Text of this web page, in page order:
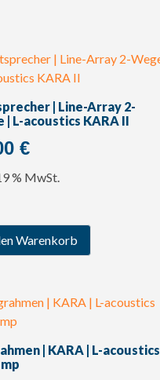
| Line-Array 2-
| L-acoustics KARA II
€
% MwSt.
Warenkorb
| KARA | L-acoustics